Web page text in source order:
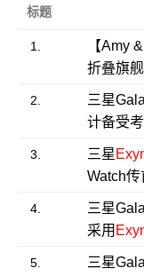
标题
1.
【Amy
折叠旗
2. 三星
计备受
3. 三星
Watch
4.
三星
采用
5. 三星